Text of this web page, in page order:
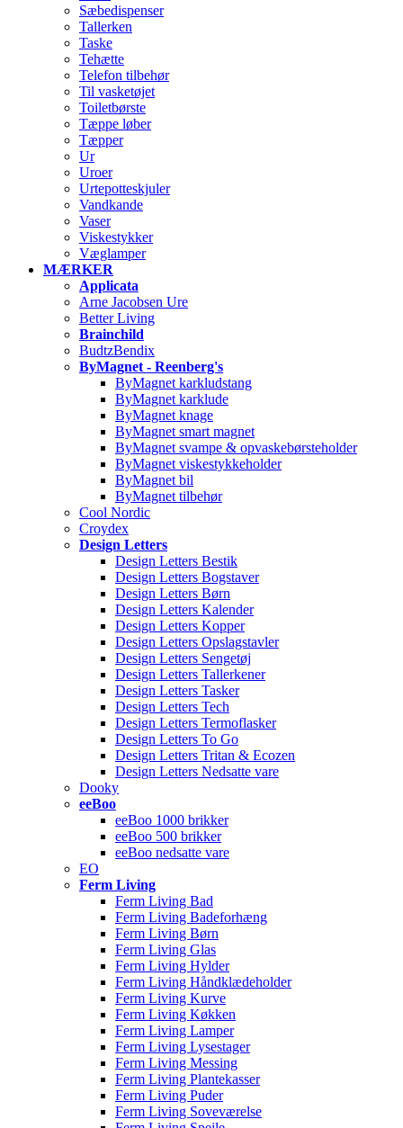
Sæbedispenser
Tallerken
Taske
Tehætte
Telefon tilbehør
Til vasketøjet
Toiletbørste
Tæppe løber
Tæpper
Ur
Uroer
Urtepotteskjuler
Vandkande
Vaser
Viskestykker
Væglamper
MÆRKER
Applicata
Arne Jacobsen Ure
Better Living
Brainchild
BudtzBendix
ByMagnet - Reenberg's
ByMagnet karkludstang
ByMagnet karklude
ByMagnet knage
ByMagnet smart magnet
ByMagnet svampe & opvaskebørsteholder
ByMagnet viskestykkeholder
ByMagnet bil
ByMagnet tilbehør
Cool Nordic
Croydex
Design Letters
Design Letters Bestik
Design Letters Bogstaver
Design Letters Børn
Design Letters Kalender
Design Letters Kopper
Design Letters Opslagstavler
Design Letters Sengetøj
Design Letters Tallerkener
Design Letters Tasker
Design Letters Tech
Design Letters Termoflasker
Design Letters To Go
Design Letters Tritan & Ecozen
Design Letters Nedsatte vare
Dooky
eeBoo
eeBoo 1000 brikker
eeBoo 500 brikker
eeBoo nedsatte vare
EO
Ferm Living
Ferm Living Bad
Ferm Living Badeforhæng
Ferm Living Børn
Ferm Living Glas
Ferm Living Hylder
Ferm Living Håndklædeholder
Ferm Living Kurve
Ferm Living Køkken
Ferm Living Lamper
Ferm Living Lysestager
Ferm Living Messing
Ferm Living Plantekasser
Ferm Living Puder
Ferm Living Soveværelse